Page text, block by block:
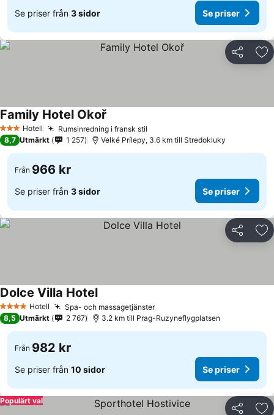
Se priser från 3 sidor Se priser
Dela
3 StjärnorHotell Rumsinredning i fransk stil
Family Hotel Okoř
8,7 Utmärkt 1 257 Velké Prílepy, 3.6 km till Stredokluky
Från 966 kr
Se priser från 3 sidor Se priser
Dela
4 StjärnorHotell Spa- och massagetjänster
Dolce Villa Hotel
8,5 Utmärkt 2 767 3.2 km till Prag-Ruzyneflygplatsen
Från 982 kr
Se priser från 10 sidor Se priser
Populärt val